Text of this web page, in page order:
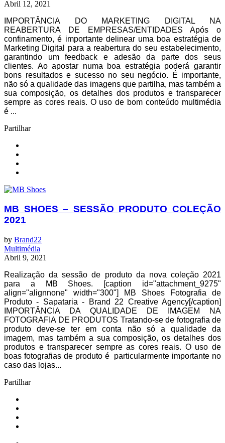
Abril 12, 2021
IMPORTÂNCIA DO MARKETING DIGITAL NA
REABERTURA DE EMPRESAS/ENTIDADES Após o
confinamento, é importante delinear uma boa estratégia de
Marketing Digital para a reabertura do seu estabelecimento,
garantindo um feedback e adesão da parte dos seus
clientes. Ao apostar numa boa estratégia poderá garantir
bons resultados e sucesso no seu negócio. É importante,
não só a qualidade das imagens que partilha, mas também a
sua composição, os detalhes dos produtos e transparecer
sempre as cores reais. O uso de bom conteúdo multimédia
é ...
Partilhar
MB SHOES – SESSÃO PRODUTO COLEÇÃO
2021
by Brand22
Multimédia
Abril 9, 2021
Realização da sessão de produto da nova coleção 2021
para a MB Shoes. [caption id="attachment_9275"
align="alignnone" width="300"] MB Shoes Fotografia de
Produto - Sapataria - Brand 22 Creative Agency[/caption]
IMPORTÂNCIA DA QUALIDADE DE IMAGEM NA
FOTOGRAFIA DE PRODUTOS Tratando-se de fotografia de
produto deve-se ter em conta não só a qualidade da
imagem, mas também a sua composição, os detalhes dos
produtos e transparecer sempre as cores reais. O uso de
boas fotografias de produto é particularmente importante no
caso das lojas...
Partilhar